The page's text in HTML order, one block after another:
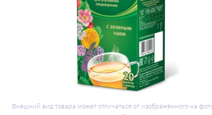
Внешний вид товара может отличаться от изображённого на
Набор ВЕРДИОГАСТ ФИТОЧАЙ ДЛЯ
ПИЩЕВАРЕНИЯ С ЗЕЛЕНЫМ ЧАЕМ
фильтр-пакеты
295.40 ₽422.00 ₽